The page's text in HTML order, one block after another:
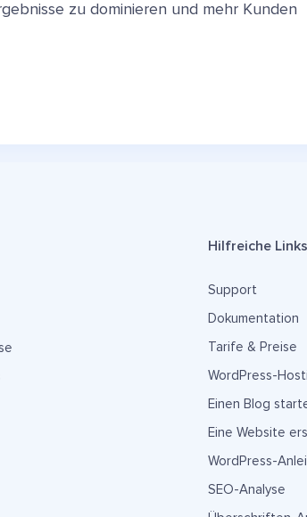
zu dominieren und mehr Kunden
Hilfreiche Links
Support
Dokumentation
Tarife & Preise
WordPress-
Einen Blog
Eine Website
WordPress-
SEO-Analyse